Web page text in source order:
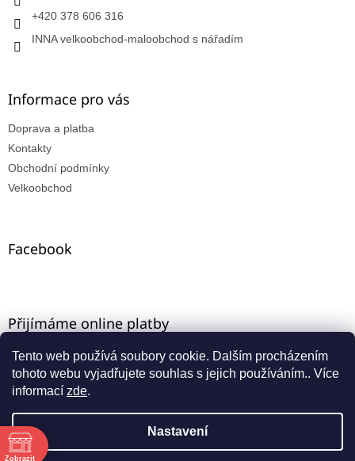
Tento web používá soubory cookie. Dalším procházením
tohoto webu vyjadřujete souhlas s jejich používáním.. Více
informací zde.
Nastavení
+420 378 606 316
INNA velkoobchod-maloobchod s nářadím
Informace pro vás
Doprava a platba
Kontakty
Obchodní podmínky
Velkoobchod
Facebook
Přijímáme online platby
Vytvořil Shoptet
Zobrazit